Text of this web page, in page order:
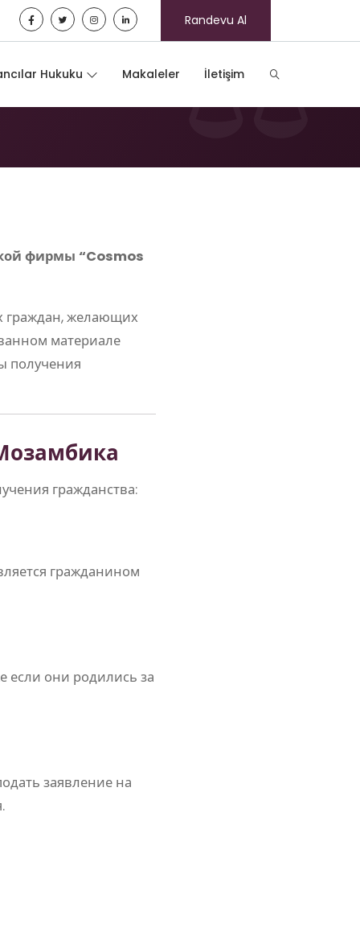
Randevu Al
Hukuku Makaleler İletişim
фирмы “Cosmos
граждан, желающих
материале
получения
гражданства:
гражданином
если они родились за
заявление на